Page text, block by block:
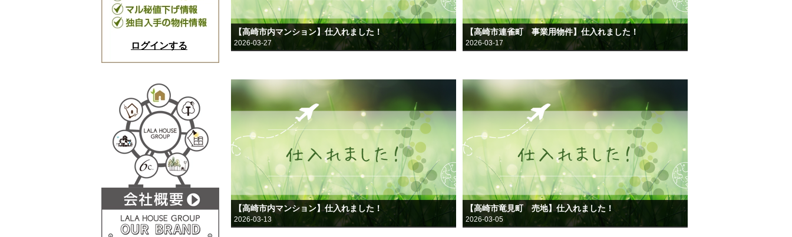
【高崎市内マンション】仕入れました！
2026-03-27
【高崎市連雀町 事業用物件】仕入れました！
2026-03-17
【高崎市内マンション】仕入れました！
2026-03-13
【高崎市竜見町 売地】仕入れました！
2026-03-05
ログインする